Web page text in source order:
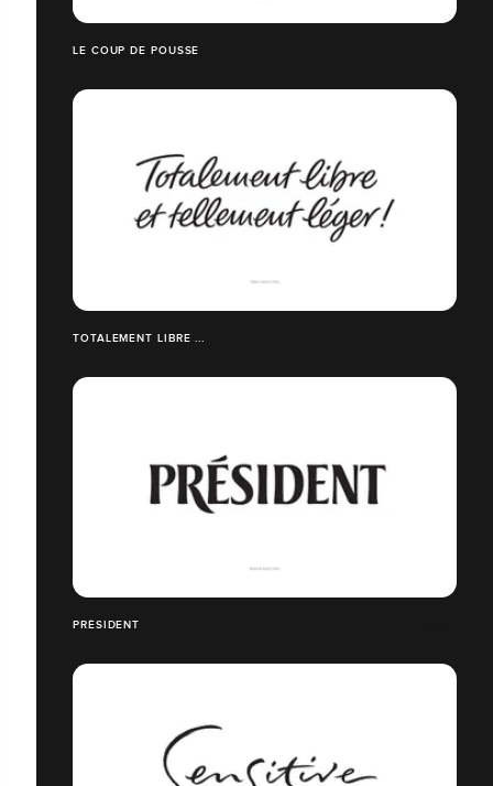
LE COUP DE POUSSE
TOTALEMENT LIBRE ...
PRÉSIDENT